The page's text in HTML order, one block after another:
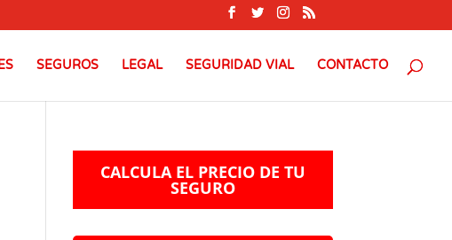
SEGUROS LEGAL SEGURIDAD VIAL CONTACTO
CALCULA EL PRECIO DE TU
SEGURO